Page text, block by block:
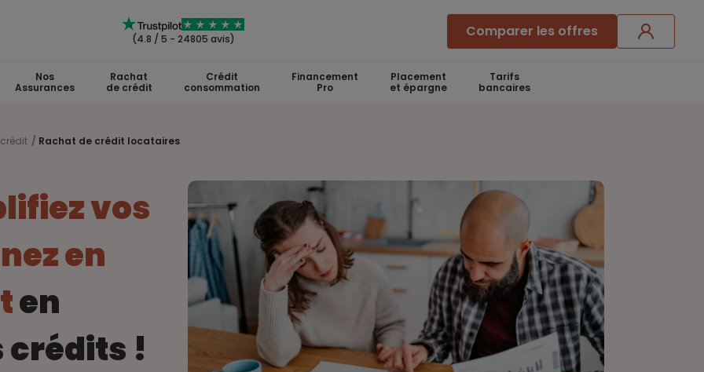
(4.8 / 5 - 24805 avis) Comparer les offres
Nos
Assurances
Rachat
de crédit
Crédit
consommation
Financement
Pro
Placement
et épargne
Tarifs
bancaires
Rachat de crédit locataires
vos
en
en
crédits !